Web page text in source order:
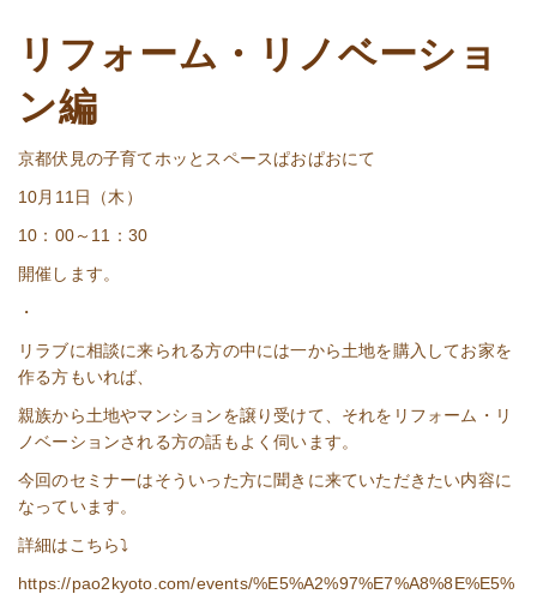
リフォーム・リノベーショ
ン編
京都伏見の子育てホッとスペースぱおぱおにて
10月11日（木）
10：00～11：30
開催します。
・
リラブに相談に来られる方の中には一から土地を購入してお家を
作る方もいれば、
親族から土地やマンションを譲り受けて、それをリフォーム・リ
ノベーションされる方の話もよく伺います。
今回のセミナーはそういった方に聞きに来ていただきたい内容に
なっています。
詳細はこちら⤵
https://pao2kyoto.com/events/%E5%A2%97%E7%A8%8E%E5%